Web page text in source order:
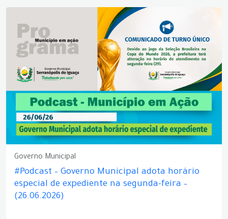
Governo Municipal
#Podcast – Governo Municipal adota horário
especial de expediente na segunda-feira –
(26.06.2026)